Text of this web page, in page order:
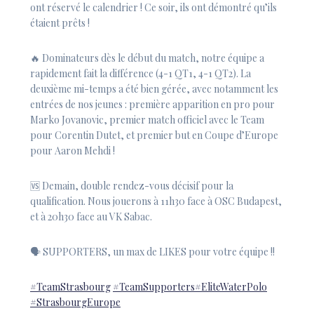
ont réservé le calendrier ! Ce soir, ils ont démontré qu’ils
étaient prêts !
🔥 Dominateurs dès le début du match, notre équipe a
rapidement fait la différence (4-1 QT1, 4-1 QT2). La
deuxième mi-temps a été bien gérée, avec notamment les
entrées de nos jeunes : première apparition en pro pour
Marko Jovanovic, premier match officiel avec le Team
pour Corentin Dutet, et premier but en Coupe d’Europe
pour Aaron Mehdi !
🆚 Demain, double rendez-vous décisif pour la
qualification. Nous jouerons à 11h30 face à OSC Budapest,
et à 20h30 face au VK Sabac.
🗣 SUPPORTERS, un max de LIKES pour votre équipe !!
#TeamStrasbourg #TeamSupporters#EliteWaterPolo
#StrasbourgEurope